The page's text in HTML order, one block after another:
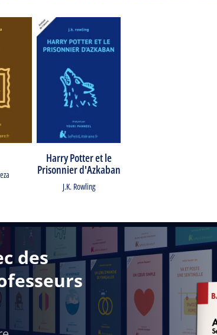
Harry Potter et le
Prisonnier d'Azkaban
J.K. Rowling
des